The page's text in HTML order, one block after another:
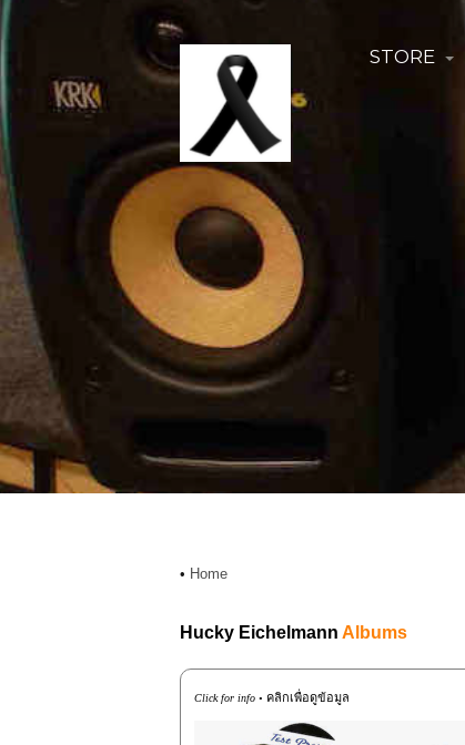
STORE
• Home
Hucky Eichelmann Albums
Click for info • คลิกเพื่อดูข้อมูล